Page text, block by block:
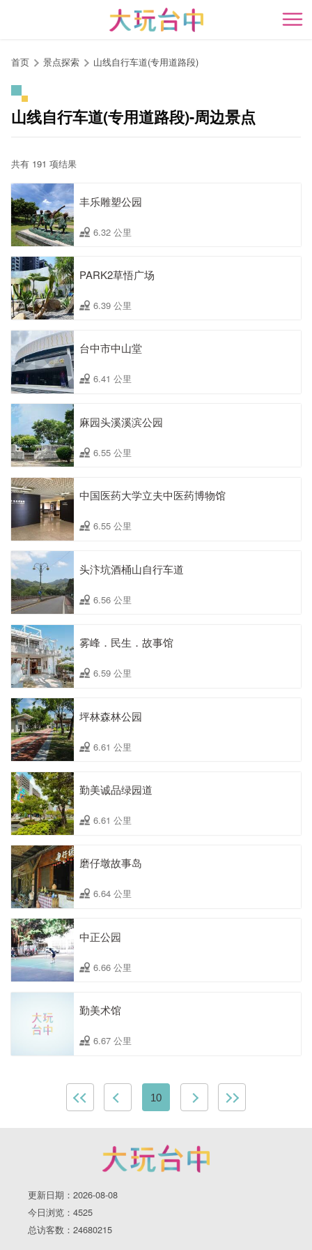
开
首页 景点探索 山线自行车道(专用道路段)
山线自行车道(专用道路段)-周边景点
共有 191 项结果
丰乐雕塑公园
6.32 公里
PARK2草悟广场
6.39 公里
台中市中山堂
6.41 公里
麻园头溪溪滨公园
6.55 公里
中国医药大学立夫中医药博物馆
6.55 公里
头汴坑酒桶山自行车道
6.56 公里
雾峰．民生．故事馆
6.59 公里
坪林森林公园
6.61 公里
勤美诚品绿园道
6.61 公里
磨仔墩故事岛
6.64 公里
中正公园
6.66 公里
勤美术馆
6.67 公里
10
更新日期：2026-08-08
今日浏览：4525
总访客数：24680215